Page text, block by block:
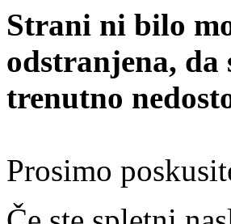
Strani ni bilo
odstranjena, da
trenutno
Prosimo